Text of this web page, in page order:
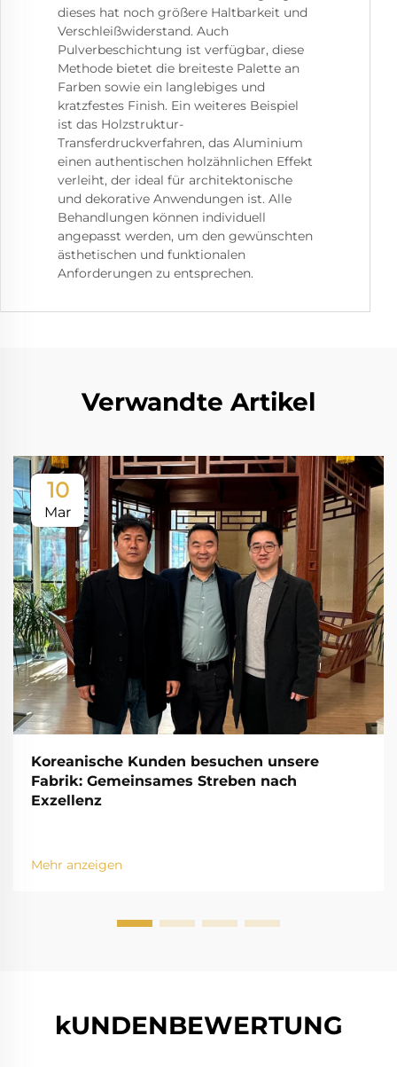
dieses hat noch größere Haltbarkeit und
Verschleißwiderstand. Auch
Pulverbeschichtung ist verfügbar, diese
Methode bietet die breiteste Palette an
Farben sowie ein langlebiges und
kratzfestes Finish. Ein weiteres Beispiel
ist das Holzstruktur-
Transferdruckverfahren, das Aluminium
einen authentischen holzähnlichen Effekt
verleiht, der ideal für architektonische
und dekorative Anwendungen ist. Alle
Behandlungen können individuell
angepasst werden, um den gewünschten
ästhetischen und funktionalen
Anforderungen zu entsprechen.
Verwandte Artikel
10
Mar
Koreanische Kunden besuchen unsere
Fabrik: Gemeinsames Streben nach
Exzellenz
Mehr anzeigen
kUNDENBEWERTUNG